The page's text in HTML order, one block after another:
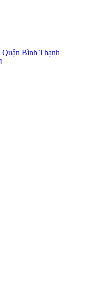
Bình Thạnh